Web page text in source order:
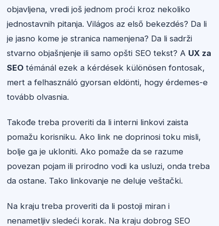
objavljena, vredi još jednom proći kroz nekoliko
jednostavnih pitanja. Világos az első bekezdés? Da li
je jasno kome je stranica namenjena? Da li sadrži
stvarno objašnjenje ili samo opšti SEO tekst? A UX za
SEO témánál ezek a kérdések különösen fontosak,
mert a felhasználó gyorsan eldönti, hogy érdemes-e
tovább olvasnia.
Takođe treba proveriti da li interni linkovi zaista
pomažu korisniku. Ako link ne doprinosi toku misli,
bolje ga je ukloniti. Ako pomaže da se razume
povezan pojam ili prirodno vodi ka usluzi, onda treba
da ostane. Tako linkovanje ne deluje veštački.
Na kraju treba proveriti da li postoji miran i
nenametljiv sledeći korak. Na kraju dobrog SEO